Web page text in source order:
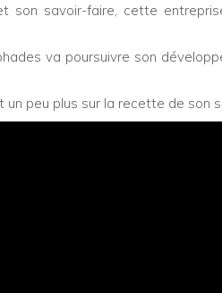
son savoir-faire, cette
va poursuivre son
un peu plus sur la recette de son